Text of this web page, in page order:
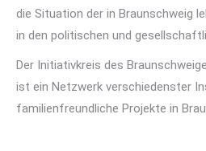
die Situation der in Braunschweig
in den politischen und
Der Initiativkreis des
ist ein Netzwerk verschiedenster
familienfreundliche Projekte in